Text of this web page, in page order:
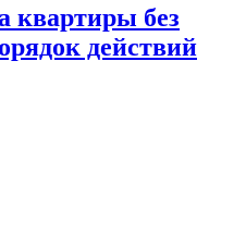
квартиры без
действий